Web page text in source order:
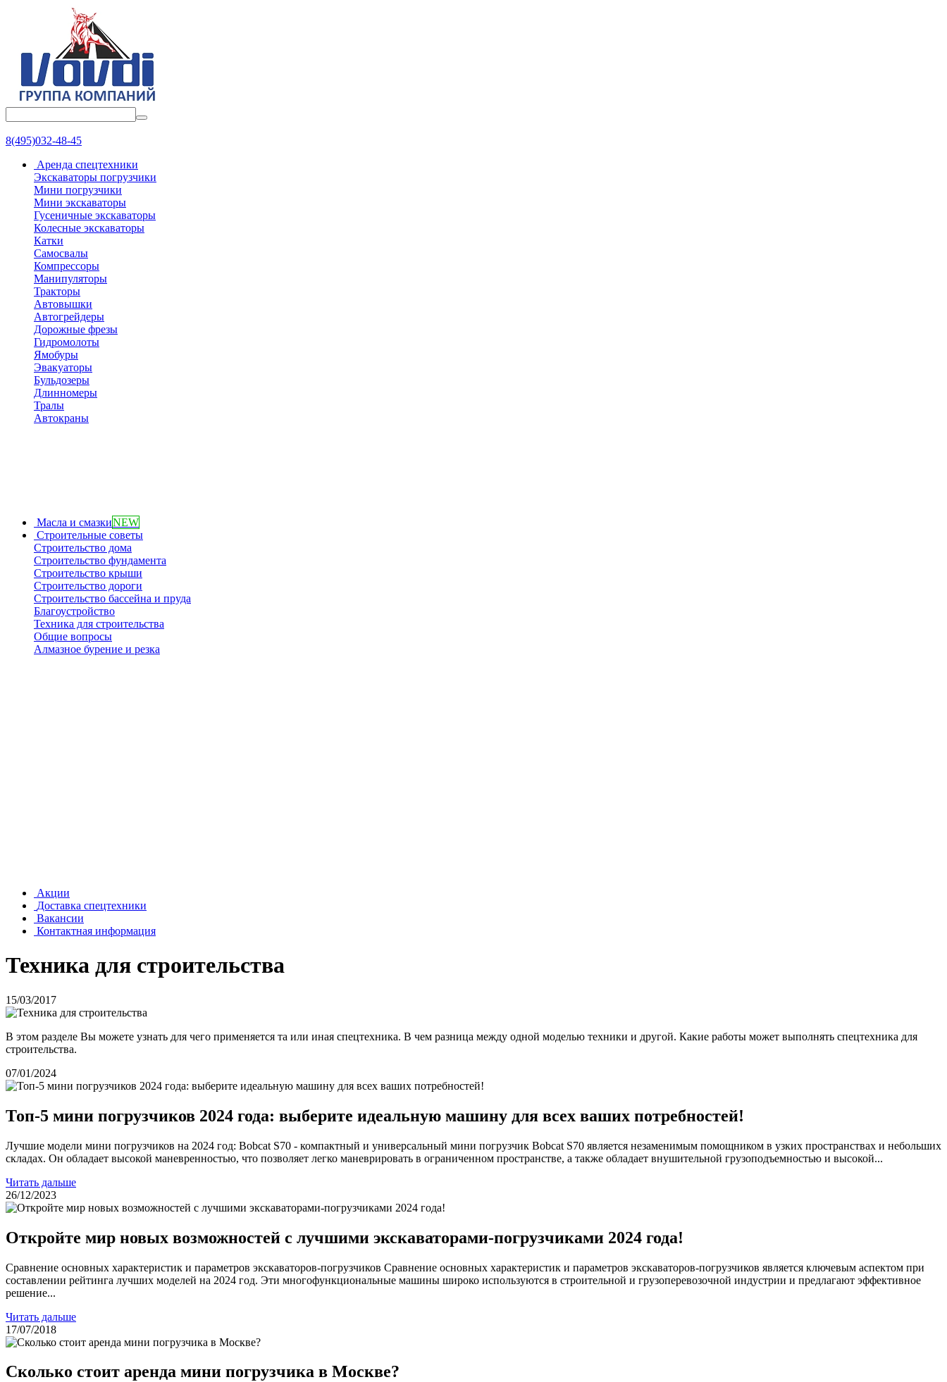
8(495)032-48-45
Аренда спецтехники
Экскаваторы погрузчики
Мини погрузчики
Мини экскаваторы
Гусеничные экскаваторы
Колесные экскаваторы
Катки
Самосвалы
Компрессоры
Манипуляторы
Тракторы
Автовышки
Автогрейдеры
Дорожные фрезы
Гидромолоты
Ямобуры
Эвакуаторы
Бульдозеры
Длинномеры
Тралы
Автокраны
Масла и смазкиNEW
Строительные советы
Строительство дома
Строительство фундамента
Строительство крыши
Строительство дороги
Строительство бассейна и пруда
Благоустройство
Техника для строительства
Общие вопросы
Алмазное бурение и резка
Акции
Доставка спецтехники
Вакансии
Контактная информация
Техника для строительства
15/03/2017
В этом разделе Вы можете узнать для чего применяется та или иная спецтехника. В чем разница между одной моделью техники и другой. Какие работы может выполнять спецтехника для
строительства.
07/01/2024
Топ-5 мини погрузчиков 2024 года: выберите идеальную машину для всех ваших потребностей!
Лучшие модели мини погрузчиков на 2024 год: Bobcat S70 - компактный и универсальный мини погрузчик Bobcat S70 является незаменимым помощником в узких пространствах и небольших
складах. Он обладает высокой маневренностью, что позволяет легко маневрировать в ограниченном пространстве, а также обладает внушительной грузоподъемностью и высокой...
Читать дальше
26/12/2023
Откройте мир новых возможностей с лучшими экскаваторами-погрузчиками 2024 года!
Сравнение основных характеристик и параметров экскаваторов-погрузчиков Сравнение основных характеристик и параметров экскаваторов-погрузчиков является ключевым аспектом при
составлении рейтинга лучших моделей на 2024 год. Эти многофункциональные машины широко используются в строительной и грузоперевозочной индустрии и предлагают эффективное
решение...
Читать дальше
17/07/2018
Сколько стоит аренда мини погрузчика в Москве?